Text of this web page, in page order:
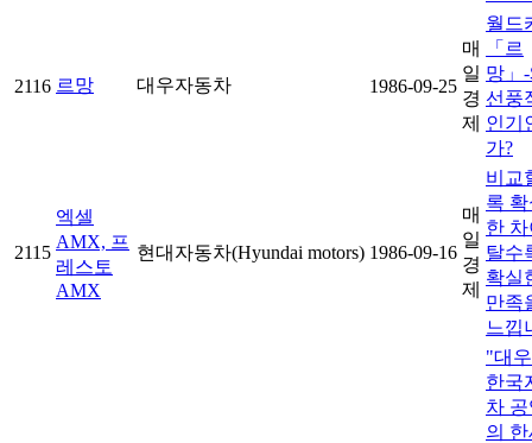
2116 르망 대우자동차 1986-09-25
매
일
경
제
월드
「르
망」
선풍
인기
가?
2115
엑셀
AMX, 프
레스토
AMX
현대자동차(Hyundai motors) 1986-09-16
매
일
경
제
비교
록
한
탈수
확실
만족
느낍
"대
한국
차
의